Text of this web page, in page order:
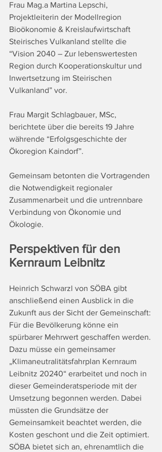
Frau Mag.a Martina Lepschi,
Projektleiterin der Modellregion
Bioökonomie & Kreislaufwirtschaft
Steirisches Vulkanland stellte die
“Vision 2040 – Zur lebenswertesten
Region durch Kooperationskultur und
Inwertsetzung im Steirischen
Vulkanland” vor.
Frau Margit Schlagbauer, MSc,
berichtete über die bereits 19 Jahre
währende “Erfolgsgeschichte der
Ökoregion Kaindorf”.
Gemeinsam betonten die Vortragenden
die Notwendigkeit regionaler
Zusammenarbeit und die untrennbare
Verbindung von Ökonomie und
Ökologie.
Perspektiven für den
Kernraum Leibnitz
Heinrich Schwarzl von SÖBA gibt
anschließend einen Ausblick in die
Zukunft aus der Sicht der Gemeinschaft:
Für die Bevölkerung könne ein
spürbarer Mehrwert geschaffen werden.
Dazu müsse ein gemeinsamer
„Klimaneutralitätsfahrplan Kernraum
Leibnitz 20240“ erarbeitet und noch in
dieser Gemeinderatsperiode mit der
Umsetzung begonnen werden. Dabei
müssten die Grundsätze der
Gemeinsamkeit beachtet werden, die
Kosten geschont und die Zeit optimiert.
SÖBA bietet sich an, ehrenamtlich die